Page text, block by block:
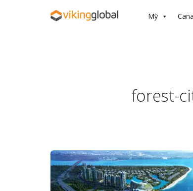
Mỹ
forest-